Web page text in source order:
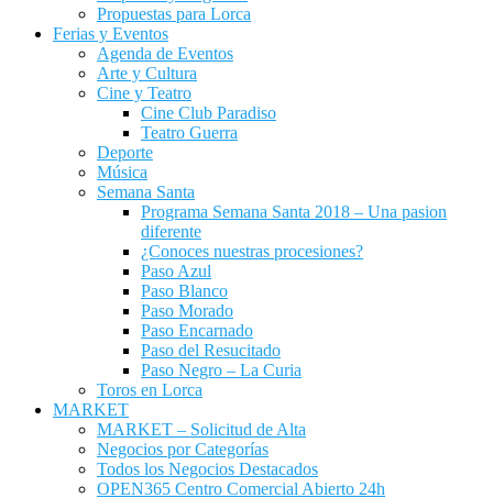
Propuestas para Lorca
Ferias y Eventos
Agenda de Eventos
Arte y Cultura
Cine y Teatro
Cine Club Paradiso
Teatro Guerra
Deporte
Música
Semana Santa
Programa Semana Santa 2018 – Una pasion
diferente
¿Conoces nuestras procesiones?
Paso Azul
Paso Blanco
Paso Morado
Paso Encarnado
Paso del Resucitado
Paso Negro – La Curia
Toros en Lorca
MARKET
MARKET – Solicitud de Alta
Negocios por Categorías
Todos los Negocios Destacados
OPEN365 Centro Comercial Abierto 24h